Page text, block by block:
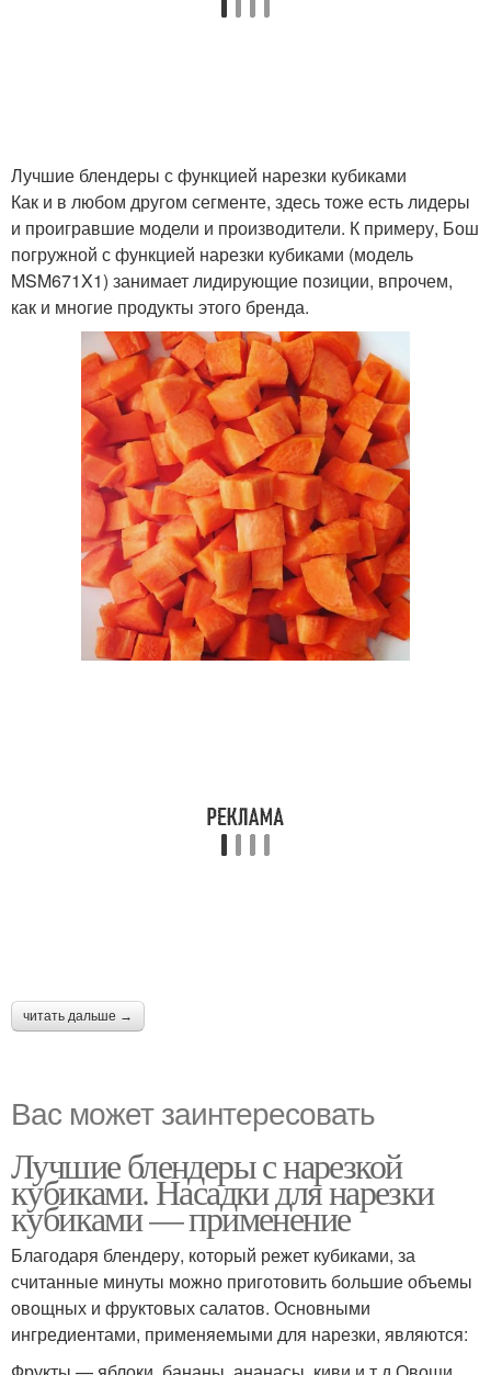
Лучшие блендеры с функцией нарезки кубиками
Как и в любом другом сегменте, здесь тоже есть лидеры
и проигравшие модели и производители. К примеру, Бош
погружной с функцией нарезки кубиками (модель
MSM671X1) занимает лидирующие позиции, впрочем,
как и многие продукты этого бренда.
читать дальше →
Вас может заинтересовать
Лучшие блендеры с нарезкой
кубиками. Насадки для нарезки
кубиками — применение
Благодаря блендеру, который режет кубиками, за
считанные минуты можно приготовить большие объемы
овощных и фруктовых салатов. Основными
ингредиентами, применяемыми для нарезки, являются: